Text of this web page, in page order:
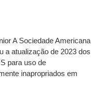
A Sociedade Americana
a atualização de 2023 dos
para uso de
inapropriados em